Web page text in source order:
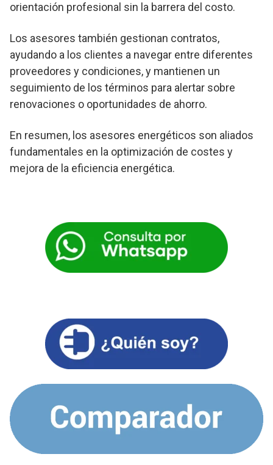
orientación profesional sin la barrera del costo.
Los asesores también gestionan contratos,
ayudando a los clientes a navegar entre diferentes
proveedores y condiciones, y mantienen un
seguimiento de los términos para alertar sobre
renovaciones o oportunidades de ahorro.
En resumen, los asesores energéticos son aliados
fundamentales en la optimización de costes y
mejora de la eficiencia energética.